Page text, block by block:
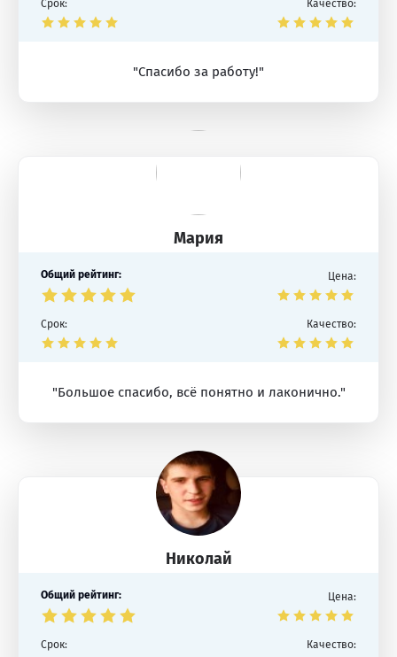
Срок: Качество:
"Спасибо за работу!"
Мария
Общий рейтинг: Цена:
Срок: Качество:
"Большое спасибо, всё понятно и лаконично."
Николай
Общий рейтинг: Цена:
Срок: Качество: